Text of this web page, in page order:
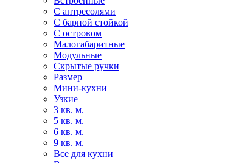
С антресолями
С барной стойкой
С островом
Малогабаритные
Модульные
Скрытые ручки
Размер
Мини-кухни
Узкие
3 кв. м.
5 кв. м.
6 кв. м.
9 кв. м.
Все для кухни